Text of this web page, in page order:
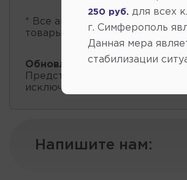
* Все автозапчасти
товары проходит несколько
Обновление остатков и цен:
Представленные данные о
исключительно
Напишите нам:
250 руб. для всех
г. Симферополь
Данная мера
стабилизации